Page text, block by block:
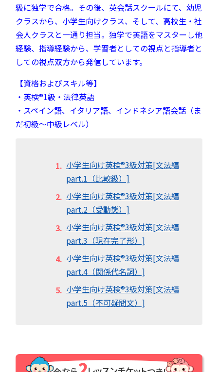
級に独学で合格。 その後、英会話スクールにて、幼児
クラスから、小学生向けクラス、そして、高校生・社
会人クラスと一通り担当。 独学で英語をマスターし他
経験、指導経験から、学習者としての視点と指導者と
しての視点双方から発信しています。
【資格およびスキル等】
・英検®︎1級・法律英語
・スペイン語、イタリア語、インドネシア語会話（ま
だ初級～中級レベル）
小学生向け英検®︎3級対策[文法編
part.1（比較級）]
小学生向け英検®︎3級対策[文法編
part.2（受動態）]
小学生向け英検®︎3級対策[文法編
part.3（現在完了形）]
小学生向け英検®︎3級対策[文法編
part.4（関係代名詞）]
小学生向け英検®︎3級対策[文法編
part.5（不可疑問文）]